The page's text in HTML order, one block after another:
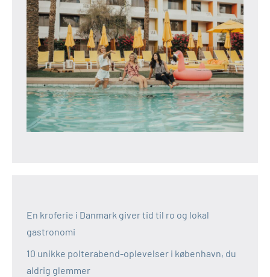
En kroferie i Danmark giver tid til ro og lokal
gastronomi
10 unikke polterabend-oplevelser i københavn, du
aldrig glemmer